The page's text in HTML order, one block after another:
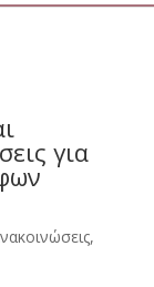
για
,